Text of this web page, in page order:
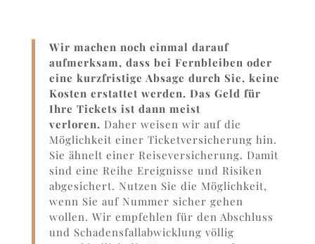
Wir machen noch einmal darauf
aufmerksam, dass bei Fernbleiben oder
eine kurzfristige Absage durch Sie, keine
Kosten erstattet werden. Das Geld für
Ihre Tickets ist dann meist
verloren. Daher weisen wir auf die
Möglichkeit einer Ticketversicherung hin.
Sie ähnelt einer Reiseversicherung. Damit
sind eine Reihe Ereignisse und Risiken
abgesichert. Nutzen Sie die Möglichkeit,
wenn Sie auf Nummer sicher gehen
wollen. Wir empfehlen für den Abschluss
und Schadensfallabwicklung völlig